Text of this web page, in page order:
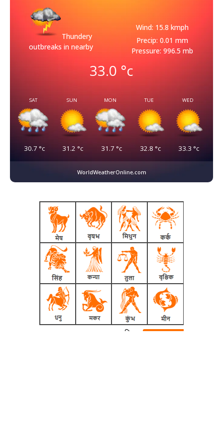
Thundery
outbreaks in nearby
Wind: 15.8 kmph
Precip: 0.01 mm
Pressure: 996.5 mb
33.0 °c
SAT
30.7 °c
SUN
31.2 °c
MON
31.7 °c
TUE
32.8 °c
WED
33.3 °c
WorldWeatherOnline.com